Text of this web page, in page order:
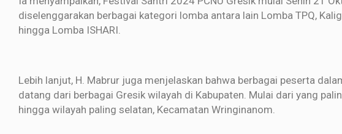
diselenggarakan berbagai kategori lomba antara lain Lomba TPQ,
hingga Lomba ISHARI.
Lebih lanjut, H. Mabrur juga menjelaskan bahwa berbagai peserta
datang dari berbagai Gresik wilayah di Kabupaten. Mulai dari yang
hingga wilayah paling selatan, Kecamatan Wringinanom.